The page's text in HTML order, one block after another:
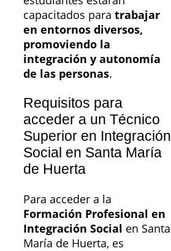
capacitados para trabajar
en entornos diversos,
promoviendo la
integración y autonomía
de las personas.
Requisitos para
acceder a un Técnico
Superior en Integración
Social en Santa María
de Huerta
Para acceder a la
Formación Profesional en
Integración Social en Santa
María de Huerta, es